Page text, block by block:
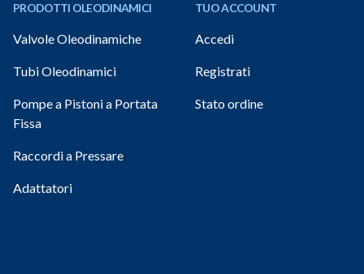
PRODOTTI OLEODINAMICI
Valvole Oleodinamiche
Tubi Oleodinamici
Pompe a Pistoni a Portata
Fissa
Raccordi a Pressare
Adattatori
TUO ACCOUNT
Accedi
Registrati
Stato ordine